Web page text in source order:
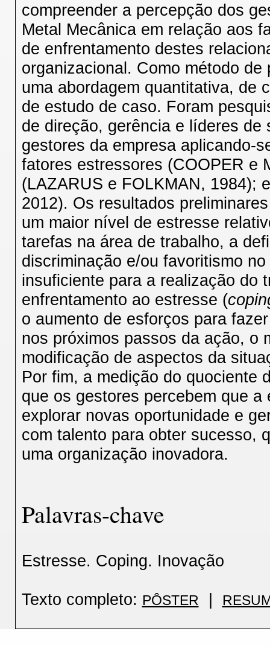
compreender a percepção dos
Metal Mecânica em relação aos
de enfrentamento destes
organizacional. Como método
uma abordagem quantitativa, de
de estudo de caso. Foram
de direção, gerência e líderes
gestores da empresa aplicando-
fatores estressores (COOPER e
(LAZARUS e FOLKMAN, 1984);
2012). Os resultados
um maior nível de estresse
tarefas na área de trabalho, a
discriminação e/ou favoritismo
insuficiente para a realização do
enfrentamento ao estresse (
o aumento de esforços para
nos próximos passos da ação, o
modificação de aspectos da
Por fim, a medição do quociente
que os gestores percebem que
explorar novas oportunidade e
com talento para obter sucesso,
uma organização inovadora.
Palavras-chave
Estresse. Coping. Inovação
Texto completo: PÔSTER |